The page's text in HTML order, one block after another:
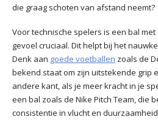
die graag schoten van afstand neemt?
Voor technische spelers is een bal
gevoel cruciaal. Dit helpt bij het
Denk aan goede voetballen zoals de
bekend staat om zijn uitstekende grip
andere kant, als je meer kracht in je
een bal zoals de Nike Pitch Team, die
consistentie in vlucht en